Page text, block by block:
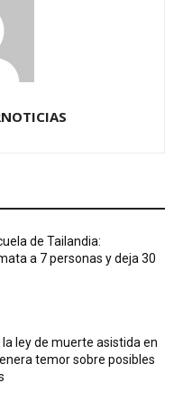
de Tailandia:
a 7 personas y deja 30
la ley de muerte asistida en
temor sobre posibles